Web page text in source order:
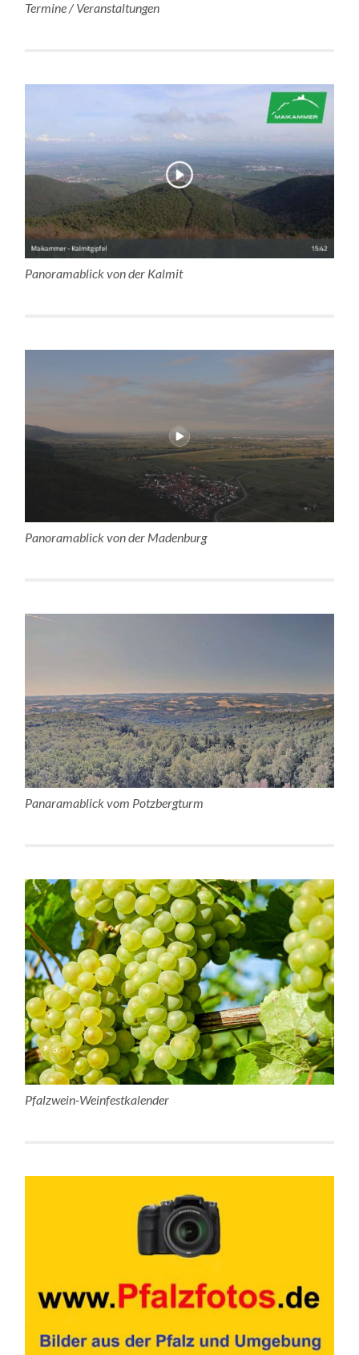
Termine / Veranstaltungen
Panoramablick von der Kalmit
Panoramablick von der Madenburg
Panaramablick vom Potzbergturm
Pfalzwein-Weinfestkalender